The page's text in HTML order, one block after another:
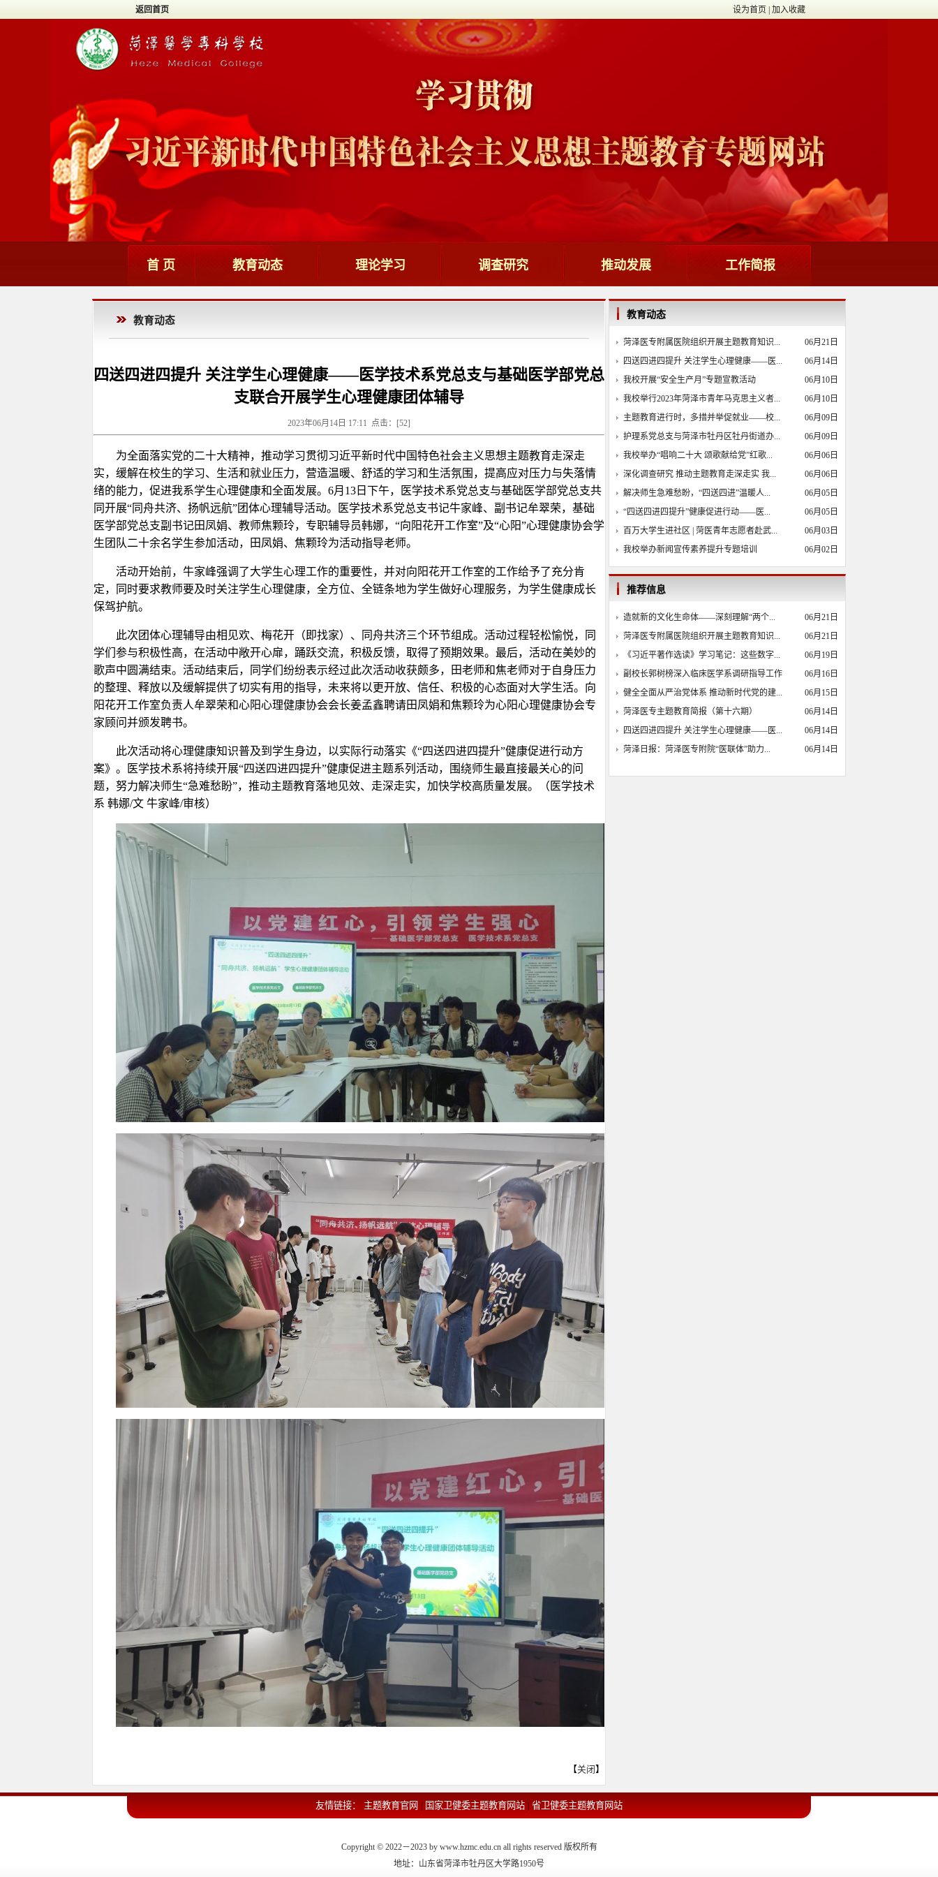
返回首页 设为首页 加入收藏
首 页 教育动态 理论学习 调查研究 推动发展 工作简报
教育动态
四送四进四提升 关注学生心理健康——医学技术系党总支与基础医学部党总
支联合开展学生心理健康团体辅导
2023年06月14日 17:11 点击：[52]
为全面落实党的二十大精神，推动学习贯彻习近平新时代中国特色社会主义思想主题教育走深走
实，缓解在校生的学习、生活和就业压力，营造温暖、舒适的学习和生活氛围，提高应对压力与失落情
绪的能力，促进我系学生心理健康和全面发展。6月13日下午，医学技术系党总支与基础医学部党总支共
同开展“同舟共济、扬帆远航”团体心理辅导活动。医学技术系党总支书记牛家峰、副书记牟翠荣，基础
医学部党总支副书记田凤娟、教师焦颗玲，专职辅导员韩娜，“向阳花开工作室”及“心阳”心理健康协会学
生团队二十余名学生参加活动，田凤娟、焦颗玲为活动指导老师。
活动开始前，牛家峰强调了大学生心理工作的重要性，并对向阳花开工作室的工作给予了充分肯
定，同时要求教师要及时关注学生心理健康，全方位、全链条地为学生做好心理服务，为学生健康成长
保驾护航。
此次团体心理辅导由相见欢、梅花开（即找家）、同舟共济三个环节组成。活动过程轻松愉悦，同
学们参与积极性高，在活动中敞开心扉，踊跃交流，积极反馈，取得了预期效果。最后，活动在美妙的
歌声中圆满结束。活动结束后，同学们纷纷表示经过此次活动收获颇多，田老师和焦老师对于自身压力
的整理、释放以及缓解提供了切实有用的指导，未来将以更开放、信任、积极的心态面对大学生活。向
阳花开工作室负责人牟翠荣和心阳心理健康协会会长姜孟鑫聘请田凤娟和焦颗玲为心阳心理健康协会专
家顾问并颁发聘书。
此次活动将心理健康知识普及到学生身边，以实际行动落实《“四送四进四提升”健康促进行动方
案》。医学技术系将持续开展“四送四进四提升”健康促进主题系列活动，围绕师生最直接最关心的问
题，努力解决师生“急难愁盼”，推动主题教育落地见效、走深走实，加快学校高质量发展。（医学技术
系 韩娜/文 牛家峰/审核）
【关闭 】
教育动态
菏泽医专附属医院组织开展主题教育知识...
06月21日
四送四进四提升 关注学生心理健康——医...
06月14日
我校开展“安全生产月”专题宣教活动
06月10日
我校举行2023年菏泽市青年马克思主义者...
06月10日
主题教育进行时，多措并举促就业——校...
06月09日
护理系党总支与菏泽市牡丹区牡丹街道办...
06月09日
我校举办“唱响二十大 颂歌献给党”红歌...
06月06日
深化调查研究 推动主题教育走深走实 我...
06月06日
解决师生急难愁盼，“四送四进”温暖人...
06月05日
“四送四进四提升”健康促进行动——医...
06月05日
百万大学生进社区 | 菏医青年志愿者赴武...
06月03日
我校举办新闻宣传素养提升专题培训
06月02日
推荐信息
造就新的文化生命体——深刻理解“两个...
06月21日
菏泽医专附属医院组织开展主题教育知识...
06月21日
《习近平著作选读》学习笔记：这些数字...
06月19日
副校长郭树榜深入临床医学系调研指导工作
06月16日
健全全面从严治党体系 推动新时代党的建...
06月15日
菏泽医专主题教育简报（第十六期）
06月14日
四送四进四提升 关注学生心理健康——医...
06月14日
菏泽日报：菏泽医专附院“医联体”助力...
06月14日
友情链接： 主题教育官网 国家卫健委主题教育网站 省卫健委主题教育网站
Copyright © 2022－2023 by www.hzmc.edu.cn all rights reserved 版权所有
地址：山东省菏泽市牡丹区大学路1950号